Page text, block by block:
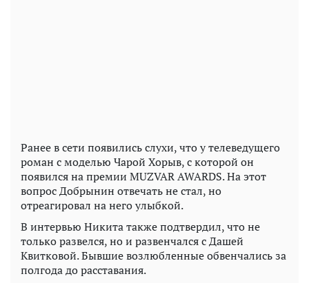
Ранее в сети появились слухи, что у телеведущего
роман с моделью Чарой Хорыв, с которой он
появился на премии MUZVAR AWARDS. На этот
вопрос Добрынин отвечать не стал, но
отреагировал на него улыбкой.
В интервью Никита также подтвердил, что не
только развелся, но и развенчался с Дашей
Квитковой. Бывшие возлюбленные обвенчались за
полгода до расставания.